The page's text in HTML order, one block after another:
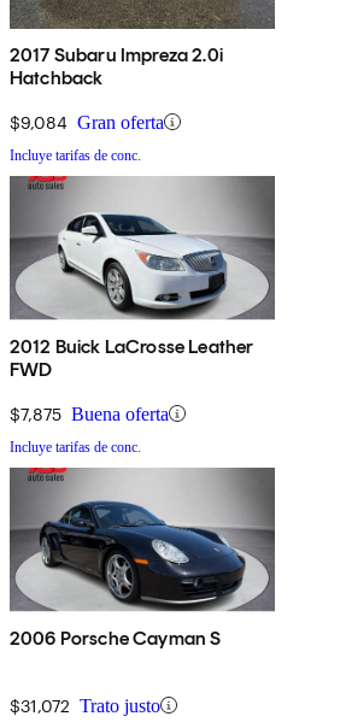
2017 Subaru Impreza 2.0i
Hatchback
$9,084 Gran oferta
Incluye tarifas de conc.
2012 Buick LaCrosse Leather
FWD
$7,875 Buena oferta
Incluye tarifas de conc.
2006 Porsche Cayman S
$31,072 Trato justo